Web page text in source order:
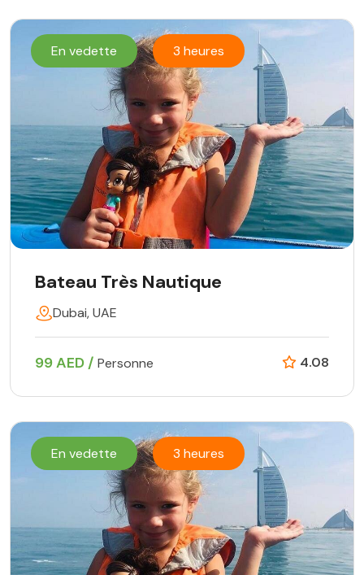
En vedette 3 heures
Bateau Très Nautique
Dubai, UAE
99 AED / Personne 4.08
En vedette 3 heures